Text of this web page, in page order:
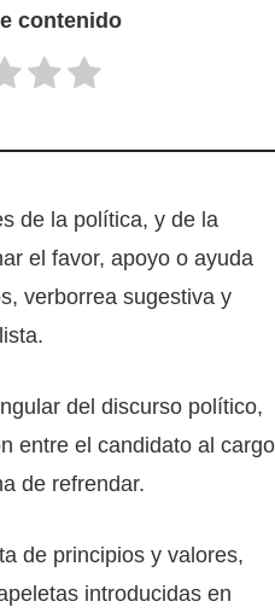
contenido
de la política, y de la
el favor, apoyo o ayuda
verborrea sugestiva y
del discurso político,
entre el candidato al cargo
de refrendar.
de principios y valores,
introducidas en